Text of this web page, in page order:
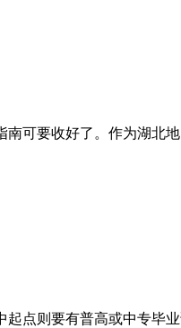
南可要收好了。作为湖北
点则要有普高或中专毕